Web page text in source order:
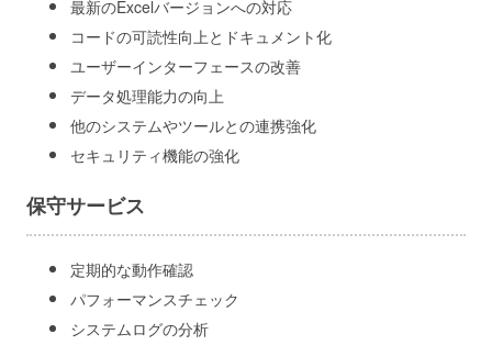
最新のExcelバージョンへの対応
コードの可読性向上とドキュメント化
ユーザーインターフェースの改善
データ処理能力の向上
他のシステムやツールとの連携強化
セキュリティ機能の強化
保守サービス
定期的な動作確認
パフォーマンスチェック
システムログの分析